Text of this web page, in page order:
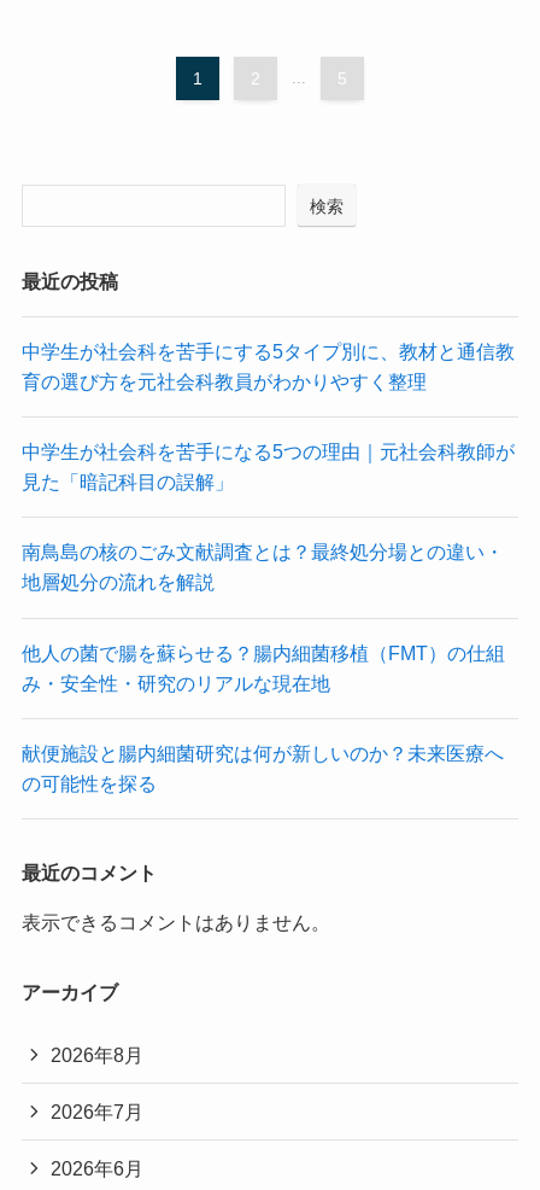
1 2 5
検索
最近の投稿
中学生が社会科を苦手にする5タイプ別に、教材と通信教
育の選び方を元社会科教員がわかりやすく整理
中学生が社会科を苦手になる5つの理由｜元社会科教師が
見た「暗記科目の誤解」
南鳥島の核のごみ文献調査とは？最終処分場との違い・
地層処分の流れを解説
他人の菌で腸を蘇らせる？腸内細菌移植（FMT）の仕組
み・安全性・研究のリアルな現在地
献便施設と腸内細菌研究は何が新しいのか？未来医療へ
の可能性を探る
最近のコメント
表示できるコメントはありません。
アーカイブ
2026年8月
2026年7月
2026年6月